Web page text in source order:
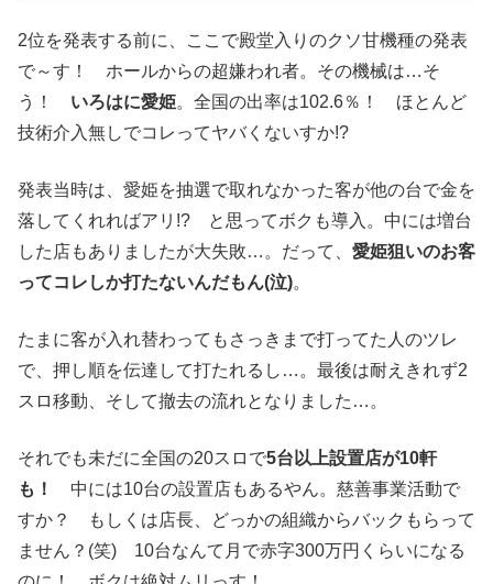
2位を発表する前に、ここで殿堂入りのクソ甘機種の発表
で～す！ ホールからの超嫌われ者。その機械は…そ
う！ いろはに愛姫。全国の出率は102.6％！ ほとんど
技術介入無しでコレってヤバくないすか!?
発表当時は、愛姫を抽選で取れなかった客が他の台で金を
落してくれればアリ!? と思ってボクも導入。中には増台
した店もありましたが大失敗…。だって、 愛姫狙いのお客
ってコレしか打たないんだもん(泣)。
たまに客が入れ替わってもさっきまで打ってた人のツレ
で、押し順を伝達して打たれるし…。最後は耐えきれず2
スロ移動、そして撤去の流れとなりました…。
それでも未だに全国の20スロで5台以上設置店が10軒
も！
中には10台の設置店もあるやん。慈善事業活動で
すか？ もしくは店長、どっかの組織からバックもらって
ません？(笑) 10台なんて月で赤字300万円くらいになる